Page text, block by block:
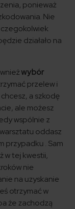
ponieważ
Nie
działało na
wybór
przelew i
a szkodę
ale możesz
wspólnie z
oddasz
przypadku . Sam
w tej kwestii,
nie
na uzyskanie
otrzymać w
że zachodzą